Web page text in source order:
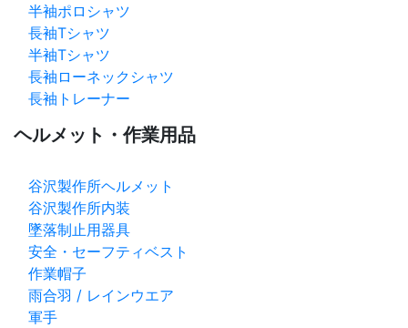
半袖ポロシャツ
長袖Tシャツ
半袖Tシャツ
長袖ローネックシャツ
長袖トレーナー
ヘルメット・作業用品
谷沢製作所ヘルメット
谷沢製作所内装
墜落制止用器具
安全・セーフティベスト
作業帽子
雨合羽 / レインウエア
軍手